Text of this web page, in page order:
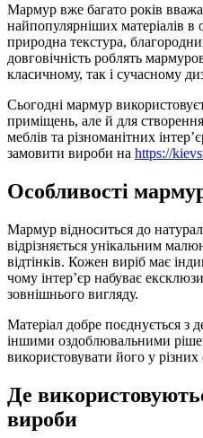
Мармур вже багато років
найпопулярніших матеріалів в
природна текстура,
довговічність роблять
класичному, так і сучасному
Сьогодні мармур
приміщень, але й для
меблів та різноманітних
замовити вироби на https://
Особливості
Мармур відноситься до
відрізняється унікальним
відтінків. Кожен виріб має
чому інтер’єр набуває
зовнішнього вигляду.
Матеріал добре поєднується з
іншими оздоблювальними
використовувати його у
Де
вироби